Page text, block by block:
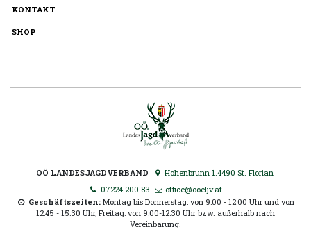
KONTAKT
SHOP
OÖ LANDESJAGDVERBAND
Hohenbrunn 1.4490 St. Florian
07224 200 83
office@ooeljv.at
Geschäftszeiten: Montag bis Donnerstag: von 9:00 - 12:00 Uhr und von
12:45 - 15:30 Uhr, Freitag: von 9:00-12:30 Uhr bzw. außerhalb nach
Vereinbarung.